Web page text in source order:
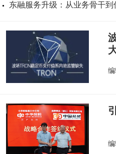
东融服务升级：从业务骨干到